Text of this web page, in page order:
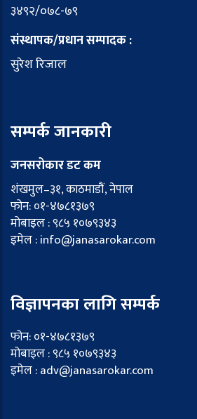
३४९२/०७८-७९
संस्थापक/प्रधान सम्पादक :
सुरेश रिजाल
सम्पर्क जानकारी
जनसरोकार डट कम
शंखमुल–३१, काठमाडौं, नेपाल
फोन: ०१-४७८१३७९
मोबाइल : ९८५ १०७९३४३
इमेल : info@janasarokar.com
विज्ञापनका लागि सम्पर्क
फोन: ०१-४७८१३७९
मोबाइल : ९८५ १०७९३४३
इमेल : adv@janasarokar.com